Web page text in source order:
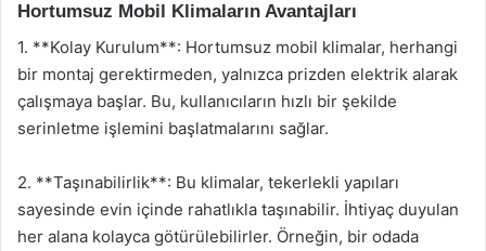
Hortumsuz Mobil Klimaların Avantajları
1. **Kolay Kurulum**: Hortumsuz mobil klimalar, herhangi
bir montaj gerektirmeden, yalnızca prizden elektrik alarak
çalışmaya başlar. Bu, kullanıcıların hızlı bir şekilde
serinletme işlemini başlatmalarını sağlar.
2. **Taşınabilirlik**: Bu klimalar, tekerlekli yapıları
sayesinde evin içinde rahatlıkla taşınabilir. İhtiyaç duyulan
her alana kolayca götürülebilirler. Örneğin, bir odada